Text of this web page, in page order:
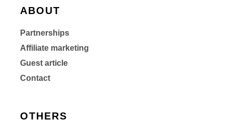
ABOUT
Partnerships
Affiliate marketing
Guest article
Contact
OTHERS